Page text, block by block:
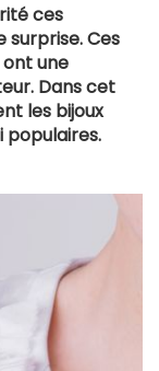
ces
surprise. Ces
une
Dans cet
les bijoux
populaires.